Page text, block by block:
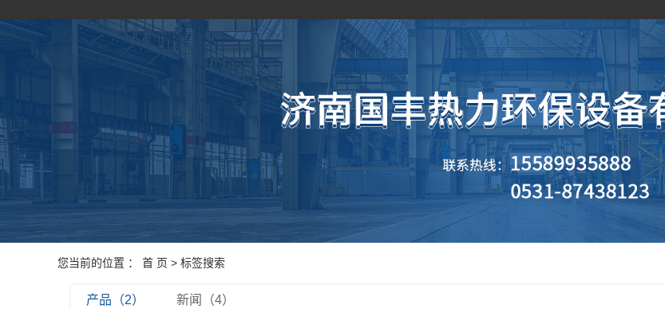
您当前的位置 ： 首 页 > 标签搜索
产品（2） 新闻（4）